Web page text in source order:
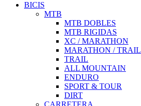
BICIS
MTB
MTB DOBLES
MTB RIGIDAS
XC / MARATHON
MARATHON / TRAIL
TRAIL
ALL MOUNTAIN
ENDURO
SPORT & TOUR
DIRT
CARRETERA